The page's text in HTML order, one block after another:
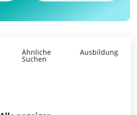
Ähnliche
Suchen
Ausbildung